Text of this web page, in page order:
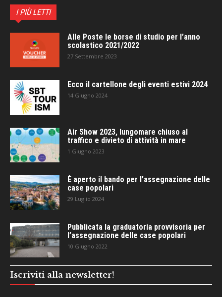
I PIÙ LETTI
Alle Poste le borse di studio per l’anno
scolastico 2021/2022
27 Settembre 2023
Ecco il cartellone degli eventi estivi 2024
14 Giugno 2024
Air Show 2023, lungomare chiuso al
traffico e divieto di attività in mare
1 Giugno 2023
È aperto il bando per l’assegnazione delle
case popolari
29 Luglio 2024
Pubblicata la graduatoria provvisoria per
l’assegnazione delle case popolari
10 Giugno 2022
Iscriviti alla newsletter!